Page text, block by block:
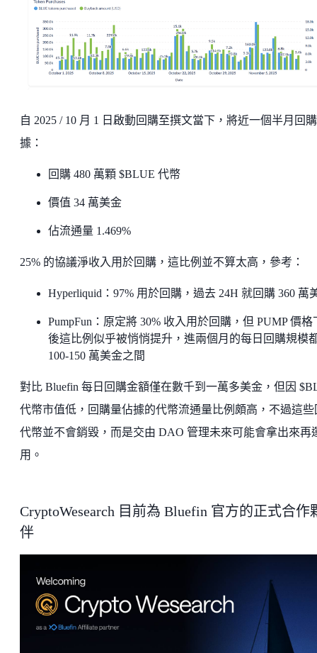
自 2025 / 10 月 1 日啟動回購至撰文當下，將近一個半月回
據：
回購 480 萬顆 $BLUE 代幣
價值 34 萬美金
佔流通量 1.469%
25% 的協議淨收入用於回購，這比例並不算太高，參考：
Hyperliquid：97% 用於回購，過去 24H 就回購 360 萬
PumpFun：原定將 30% 收入用於回購，但 PUMP 價格
後這比例似乎被悄悄提升，進兩個月的每日回購規模
100-150 萬美金之間
對比 Bluefin 每日回購金額僅在數千到一萬多美金，但因
代幣市值低，回購量佔據的代幣流通量比例頗高，不過這些
代幣並不會銷毀，而是交由 DAO 管理未來可能會拿出來再
用。
CryptoWesearch 目前為 Bluefin 官方的正式合作
伴